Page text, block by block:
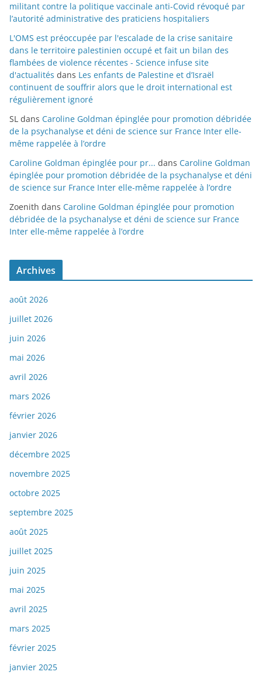
militant contre la politique vaccinale anti-Covid révoqué par
l’autorité administrative des praticiens hospitaliers
L'OMS est préoccupée par l'escalade de la crise sanitaire
dans le territoire palestinien occupé et fait un bilan des
flambées de violence récentes - Science infuse site
d'actualités dans Les enfants de Palestine et d’Israël
continuent de souffrir alors que le droit international est
régulièrement ignoré
SL dans Caroline Goldman épinglée pour promotion débridée
de la psychanalyse et déni de science sur France Inter elle-
même rappelée à l’ordre
Caroline Goldman épinglée pour pr... dans Caroline Goldman
épinglée pour promotion débridée de la psychanalyse et déni
de science sur France Inter elle-même rappelée à l’ordre
Zoenith dans Caroline Goldman épinglée pour promotion
débridée de la psychanalyse et déni de science sur France
Inter elle-même rappelée à l’ordre
Archives
août 2026
juillet 2026
juin 2026
mai 2026
avril 2026
mars 2026
février 2026
janvier 2026
décembre 2025
novembre 2025
octobre 2025
septembre 2025
août 2025
juillet 2025
juin 2025
mai 2025
avril 2025
mars 2025
février 2025
janvier 2025